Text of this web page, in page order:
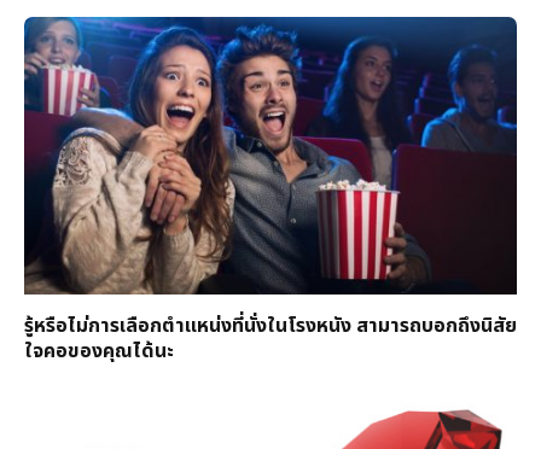
รู้หรือไม่การเลือกตำแหน่งที่นั่งในโรงหนัง สามารถบอกถึงนิสัย
ใจคอของคุณได้นะ